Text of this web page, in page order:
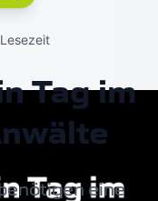
Tag im
eine